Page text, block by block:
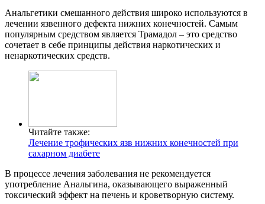
Анальгетики смешанного действия широко используются в
лечении язвенного дефекта нижних конечностей. Самым
популярным средством является Трамадол – это средство
сочетает в себе принципы действия наркотических и
ненаркотических средств.
Читайте также:
Лечение трофических язв нижних конечностей при
сахарном диабете
В процессе лечения заболевания не рекомендуется
употребление Анальгина, оказывающего выраженный
токсический эффект на печень и кроветворную систему.